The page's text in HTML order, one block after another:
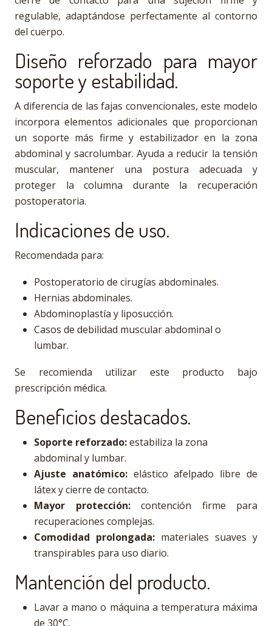
regulable, adaptándose perfectamente al contorno
del cuerpo.
Diseño reforzado para mayor
soporte y estabilidad.
A diferencia de las fajas convencionales, este modelo
incorpora elementos adicionales que proporcionan
un soporte más firme y estabilizador en la zona
abdominal y sacrolumbar. Ayuda a reducir la tensión
muscular, mantener una postura adecuada y
proteger la columna durante la recuperación
postoperatoria.
Indicaciones de uso.
Recomendada para:
Postoperatorio de cirugías abdominales.
Hernias abdominales.
Abdominoplastía y liposucción.
Casos de debilidad muscular abdominal o
lumbar.
Se recomienda utilizar este producto bajo
prescripción médica.
Beneficios destacados.
Soporte reforzado:estabiliza la zona
abdominal y lumbar.
Ajuste anatómico:elástico afelpado libre de
látex y cierre de contacto.
Mayor protección:contención firme para
recuperaciones complejas.
Comodidad prolongada: materiales suaves y
transpirables para uso diario.
Mantención del producto.
Lavar a mano o máquina a temperatura máxima
de 30°C.